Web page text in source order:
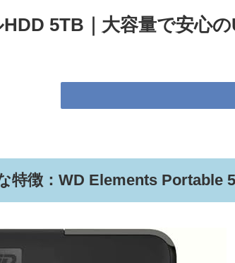
5TB｜大容量で安心
特徴：WD Elements Portable